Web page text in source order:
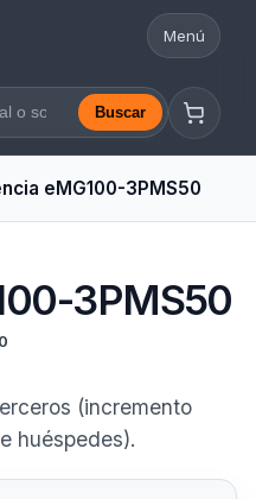
Abrir
Menú
Buscar
eMG100-3PMS50
3PMS50
(incremento
huéspedes).